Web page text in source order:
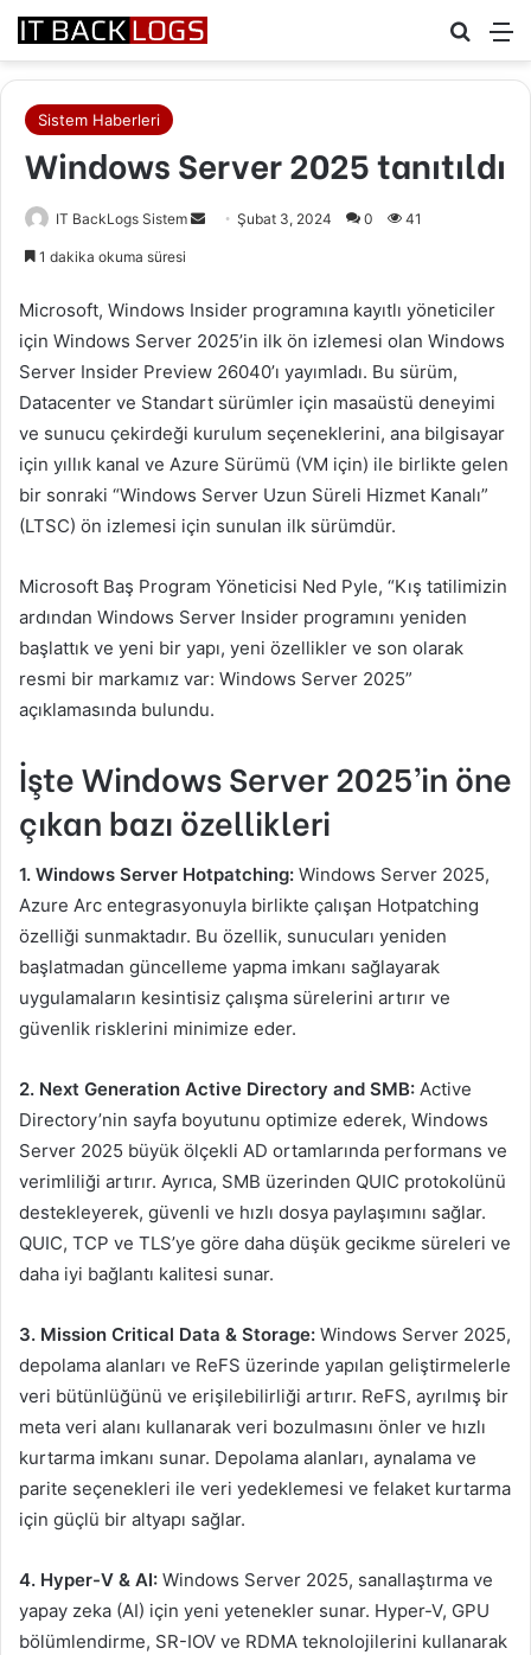
Sistem Haberleri
Windows Server 2025 tanıtıldı
IT BackLogs Sistem
Bir
göndermek
Şubat 3, 2024 0 41
1 dakika okuma süresi
Microsoft, Windows Insider programına kayıtlı yöneticiler
için Windows Server 2025’in ilk ön izlemesi olan Windows
Server Insider Preview 26040’ı yayımladı. Bu sürüm,
Datacenter ve Standart sürümler için masaüstü deneyimi
ve sunucu çekirdeği kurulum seçeneklerini, ana bilgisayar
için yıllık kanal ve Azure Sürümü (VM için) ile birlikte gelen
bir sonraki “Windows Server Uzun Süreli Hizmet Kanalı”
(LTSC) ön izlemesi için sunulan ilk sürümdür.
Microsoft Baş Program Yöneticisi Ned Pyle, “Kış tatilimizin
ardından Windows Server Insider programını yeniden
başlattık ve yeni bir yapı, yeni özellikler ve son olarak
resmi bir markamız var: Windows Server 2025”
açıklamasında bulundu.
İşte Windows Server 2025’in öne
çıkan bazı özellikleri
1. Windows Server Hotpatching: Windows Server 2025,
Azure Arc entegrasyonuyla birlikte çalışan Hotpatching
özelliği sunmaktadır. Bu özellik, sunucuları yeniden
başlatmadan güncelleme yapma imkanı sağlayarak
uygulamaların kesintisiz çalışma sürelerini artırır ve
güvenlik risklerini minimize eder.
2. Next Generation Active Directory and SMB: Active
Directory’nin sayfa boyutunu optimize ederek, Windows
Server 2025 büyük ölçekli AD ortamlarında performans ve
verimliliği artırır. Ayrıca, SMB üzerinden QUIC protokolünü
destekleyerek, güvenli ve hızlı dosya paylaşımını sağlar.
QUIC, TCP ve TLS’ye göre daha düşük gecikme süreleri ve
daha iyi bağlantı kalitesi sunar.
3. Mission Critical Data & Storage: Windows Server 2025,
depolama alanları ve ReFS üzerinde yapılan geliştirmelerle
veri bütünlüğünü ve erişilebilirliği artırır. ReFS, ayrılmış bir
meta veri alanı kullanarak veri bozulmasını önler ve hızlı
kurtarma imkanı sunar. Depolama alanları, aynalama ve
parite seçenekleri ile veri yedeklemesi ve felaket kurtarma
için güçlü bir altyapı sağlar.
4. Hyper-V & AI: Windows Server 2025, sanallaştırma ve
yapay zeka (AI) için yeni yetenekler sunar. Hyper-V, GPU
bölümlendirme, SR-IOV ve RDMA teknolojilerini kullanarak